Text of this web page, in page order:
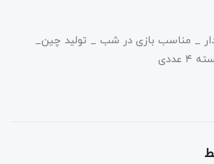
_ مناسب بازی در شب _ تولید چین_